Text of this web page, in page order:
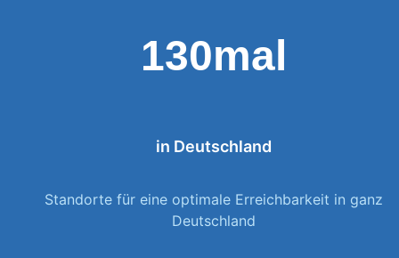
130mal
in Deutschland
Standorte für eine optimale Erreichbarkeit in ganz
Deutschland